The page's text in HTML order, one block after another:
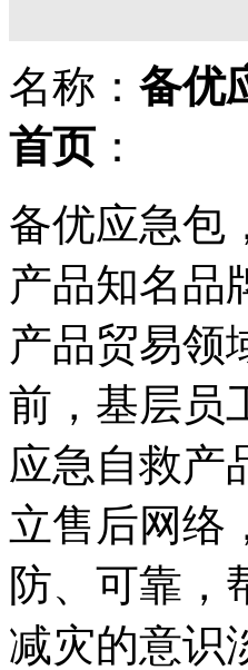
名称： 备优
首页 ：
备优应急包
产品知名品
产品贸易领
前，基层员
应急自救产
立售后网络
防、可靠，
减灾的意识